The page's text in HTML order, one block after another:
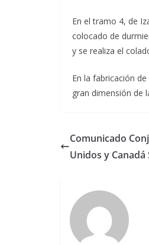
En el tramo 4, de
colocado de
y se realiza el
En la fabricación
gran dimensión de
Comunicado
Unidos y